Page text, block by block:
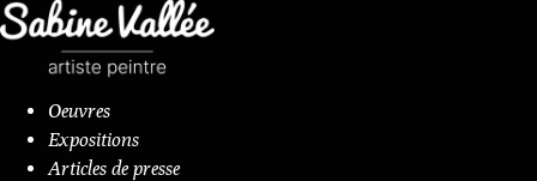
Oeuvres
Expositions
Articles de presse